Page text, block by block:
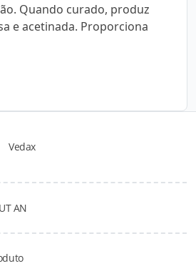
Quando curado, produz
e acetinada. Proporciona
Vedax
AN
do produto
autonivelante